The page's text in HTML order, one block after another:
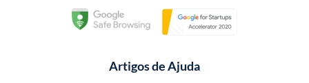
Artigos de Ajuda